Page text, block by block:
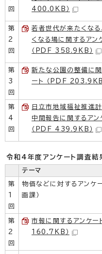
回
400.0KB）
第
2
回
若者世代が来たくなる
くなる場に関するアン
（PDF 358.9KB）
第
3
回
新たな公園の整備に関
ート （PDF 203.9KB
第
4
回
日立市地域福祉推進
中間報告に関するアン
（PDF 439.9KB）
令和4年度アンケート調査結
テーマ
第
1
回
物価などに対するアンケー
画課）
第
2
回
市報に関するアンケー
160.7KB）